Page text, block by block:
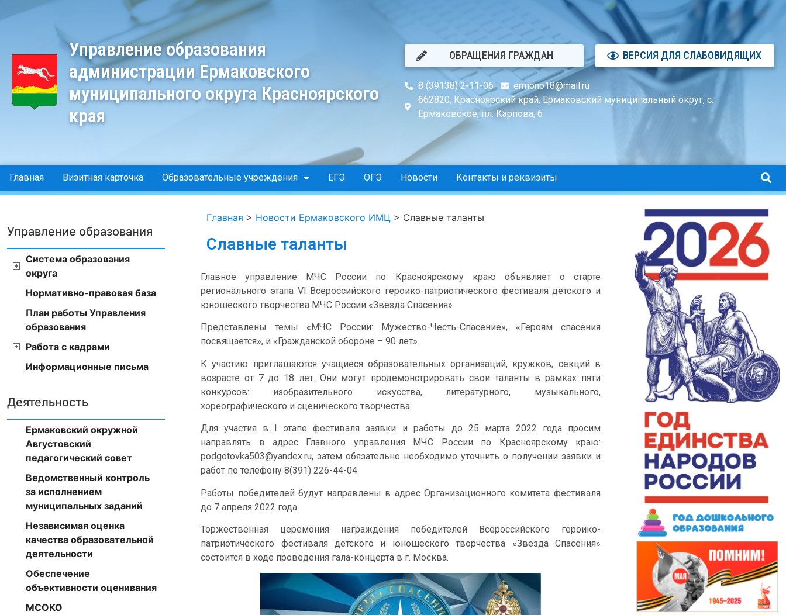
Управление образования
администрации Ермаковского
муниципального округа Красноярского
края
ОБРАЩЕНИЯ ГРАЖДАН ВЕРСИЯ ДЛЯ СЛАБОВИДЯЩИХ
8 (39138) 2-11-06
ermono18@mail.ru
662820, Красноярский край, Ермаковский муниципальный округ, с.
Ермаковское, пл. Карпова, 6
Главная Визитная карточка Образовательные учреждения ЕГЭ ОГЭ Новости Контакты и реквизиты
Управление образования
Система образования
округа
Нормативно-правовая база
План работы Управления
образования
Работа с кадрами
Информационные письма
Деятельность
Ермаковский окружной
Августовский
педагогический совет
Ведомственный контроль
за исполнением
муниципальных заданий
Независимая оценка
качества образовательной
деятельности
Обеспечение
объективности оценивания
МСОКО
Главная > Новости Ермаковского ИМЦ > Славные таланты
Славные таланты
Главное управление МЧС России по Красноярскому краю объявляет о старте
регионального этапа VI Всероссийского героико-патриотического фестиваля детского и
юношеского творчества МЧС России «Звезда Спасения».
Представлены темы «МЧС России: Мужество-Честь-Спасение», «Героям спасения
посвящается», и «Гражданской обороне – 90 лет».
К участию приглашаются учащиеся образовательных организаций, кружков, секций в
возрасте от 7 до 18 лет. Они могут продемонстрировать свои таланты в рамках пяти
конкурсов: изобразительного искусства, литературного, музыкального,
хореографического и сценического творчества.
Для участия в I этапе фестиваля заявки и работы до 25 марта 2022 года просим
направлять в адрес Главного управления МЧС России по Красноярскому краю:
podgotovka503@yandex.ru, затем обязательно необходимо уточнить о получении заявки и
работ по телефону 8(391) 226-44-04.
Работы победителей будут направлены в адрес Организационного комитета фестиваля
до 7 апреля 2022 года.
Торжественная церемония награждения победителей Всероссийского героико-
патриотического фестиваля детского и юношеского творчества «Звезда Спасения»
состоится в ходе проведения гала-концерта в г. Москва.